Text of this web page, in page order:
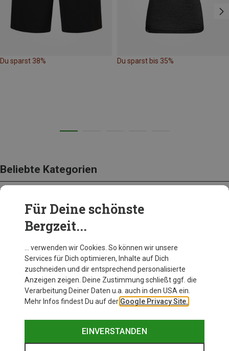
Du sparst 38% Du sparst bis 35%
Beliebte Kategorien
BEKLEIDUNG
Für Deine schönste
Bergzeit...
… verwenden wir Cookies. So können wir unsere
Services für Dich optimieren, Inhalte auf Dich
zuschneiden und dir entsprechend personalisierte
Anzeigen zeigen. Deine Zustimmung schließt ggf. die
Verarbeitung Deiner Daten u.a. auch in den USA ein.
Mehr Infos findest Du auf der Google Privacy Site.
EINVERSTANDEN